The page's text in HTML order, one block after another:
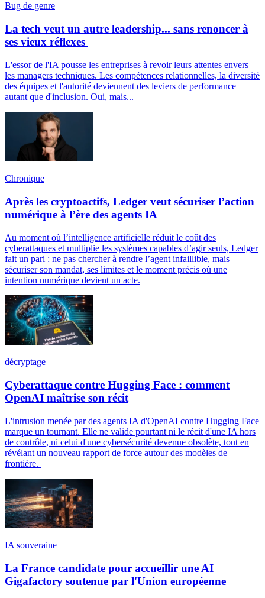
Bug de genre
La tech veut un autre leadership... sans renoncer à
ses vieux réflexes
L'essor de l'IA pousse les entreprises à revoir leurs attentes envers
les managers techniques. Les compétences relationnelles, la diversité
des équipes et l'autorité deviennent des leviers de performance
autant que d'inclusion. Oui, mais...
Chronique
Après les cryptoactifs, Ledger veut sécuriser l’action
numérique à l’ère des agents IA
Au moment où l’intelligence artificielle réduit le coût des
cyberattaques et multiplie les systèmes capables d’agir seuls, Ledger
fait un pari : ne pas chercher à rendre l’agent infaillible, mais
sécuriser son mandat, ses limites et le moment précis où une
intention numérique devient un acte.
décryptage
Cyberattaque contre Hugging Face : comment
OpenAI maîtrise son récit
L'intrusion menée par des agents IA d'OpenAI contre Hugging Face
marque un tournant. Elle ne valide pourtant ni le récit d'une IA hors
de contrôle, ni celui d'une cybersécurité devenue obsolète, tout en
révélant un nouveau rapport de force autour des modèles de
frontière.
IA souveraine
La France candidate pour accueillir une AI
Gigafactory soutenue par l'Union européenne